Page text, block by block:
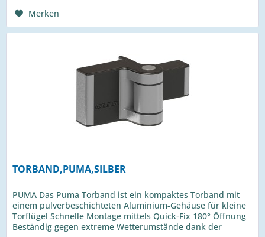
Merken
TORBAND,PUMA,SILBER
PUMA Das Puma Torband ist ein kompaktes Torband mit
einem pulverbeschichteten Aluminium-Gehäuse für kleine
Torflügel Schnelle Montage mittels Quick-Fix 180° Öffnung
Beständig gegen extreme Wetterumstände dank der